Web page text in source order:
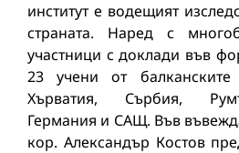
институт е водещият
страната. Наред с
участници с доклади във
23 учени от балканските
Хърватия, Сърбия,
Германия и САЩ. Във
кор. Александър Костов